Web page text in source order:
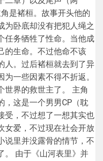
是褚桓。故事开头他的
为卧底却没有把犯人绳之
任务牺牲了性命。当他成
的生命。不过他命不该
人。过后褚桓就去到了异
一些因素不得不折返。
世界的救世主了。 主角
，这是一个男男CP（耽
受，不过想了一想其实也
女爱，不过现在社会开放
说里并没露骨的情节，不
。 由于《山河表里》并